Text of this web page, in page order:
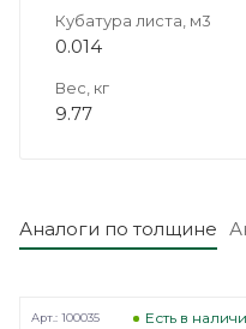
Кубатура листа, м3
0.014
Вес, кг
9.77
Аналоги по толщине
Есть в
Арт.: 100035